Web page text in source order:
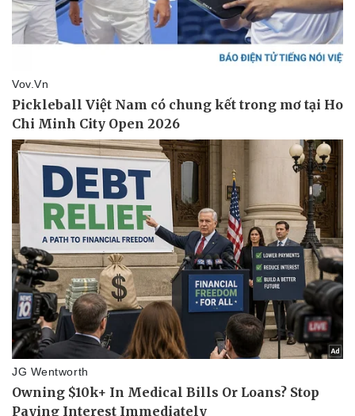
Pháp luật
Quân sự - Quốc phòng